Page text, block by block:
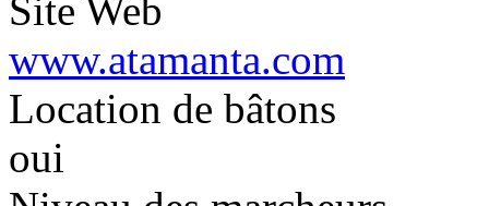
Site Web
www.atamanta.com
Location de bâtons
oui